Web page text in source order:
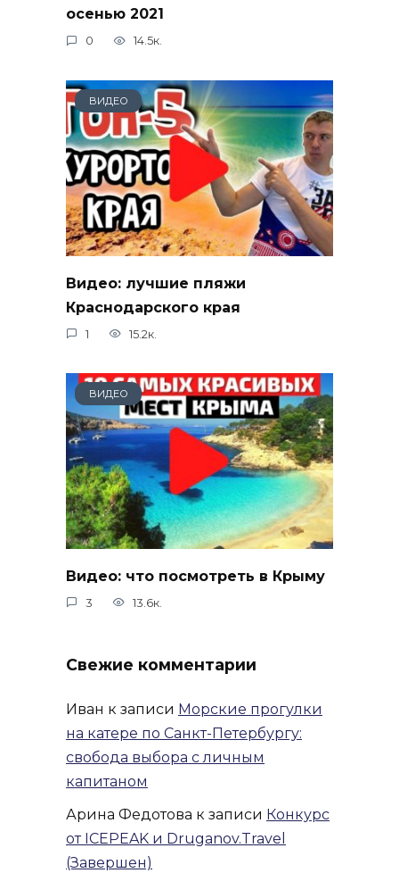
осенью 2021
0 14.5к.
ВИДЕО
Видео: лучшие пляжи
Краснодарского края
1 15.2к.
ВИДЕО
Видео: что посмотреть в Крыму
3 13.6к.
Свежие комментарии
Иван к записи Морские прогулки
на катере по Санкт-Петербургу:
свобода выбора с личным
капитаном
Арина Федотова к записи Конкурс
от ICEPEAK и Druganov.Travel
(Завершен)